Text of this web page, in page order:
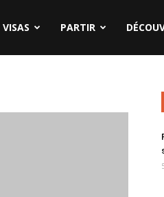
VISAS PARTIR